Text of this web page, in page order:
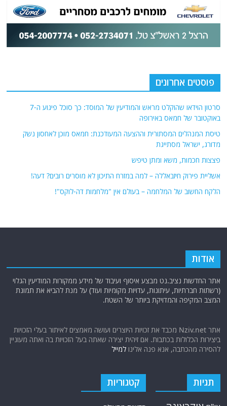
פוסטים אחרונים
סרטון הוידאו שהוקלט מראש והמודיעין של המוסד: כך סוכל פיגוע ה-7
באוקטובר של חמאס באירופה
טיסת המנהלים המסתורית וההצעה המעודכנת: חמאס מוכן לאחסון נשק
מדורג, ישראל מסתייגת
פצצות חכמות, משא ומתן טיפש
אשליית פירוק חיזבאללה – למה במזרח התיכון לא מוסרים רובים? דעה!
הלקח החשוב של המלחמה – בעולם אין "מלחמות דה-לוקס"!
אודות
אתר החדשות נציב.נט מבצע איסוף ועיבוד של מידע ממקורות המודיעין הגלוי
(רשתות חברתיות, עיתונות, עדויות מקומיות ועוד) על מנת להביא את תמונת
המצב המקיפה והמדויקת ביותר של השטח.
אתר Nziv.net מכבד את זכויות היוצרים ועושה מאמצים לאיתור בעלי הזכויות
ביצירות הכלולות בכתבות. אם זיהית יצירה שאתה בעל הזכויות בה ואתה מעוניין
להסירה מהכתבה, אנא פנה אלינולמייל
תגיות קטגוריות